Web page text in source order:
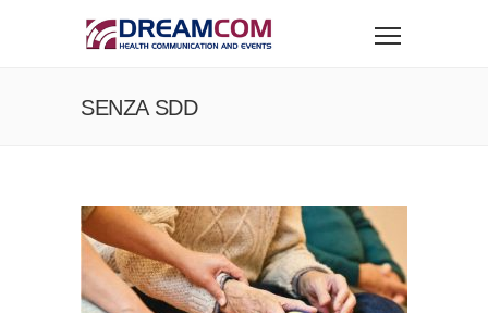
SENZA SDD